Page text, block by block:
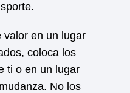
valor en un lugar
coloca los
ti o en un lugar
No los